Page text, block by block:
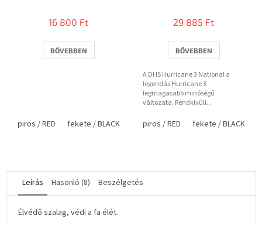
16 800 Ft
BŐVEBBEN
piros / RED fekete / BLACK kék / BLUE
29 885 Ft
BŐVEBBEN
A DHS Hurricane 3 National a
legendás Hurricane 3
legmagasabb minőségű
változata. Rendkívüli...
piros / RED fekete / BLACK
Leírás Hasonló (8) Beszélgetés
Élvédő szalag, védi a fa élét.